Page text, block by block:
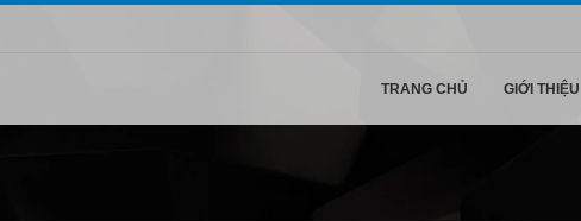
TRANG CHỦ GIỚI THIỆU